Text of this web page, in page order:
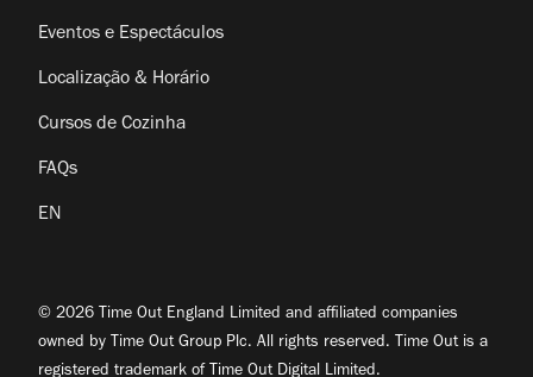
Eventos e Espectáculos
Localização & Horário
Cursos de Cozinha
FAQs
EN
© 2026 Time Out England Limited and affiliated companies
owned by Time Out Group Plc. All rights reserved. Time Out is a
registered trademark of Time Out Digital Limited.